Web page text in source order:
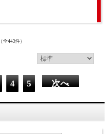
（全443件）
4 5 次へ